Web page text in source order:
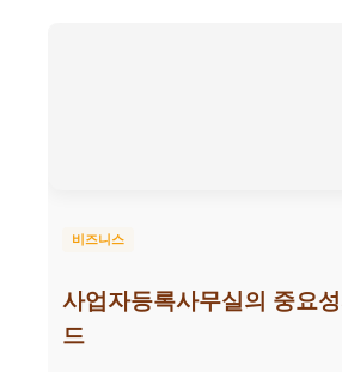
비즈니스
사업자등록사무실의 중요성
드